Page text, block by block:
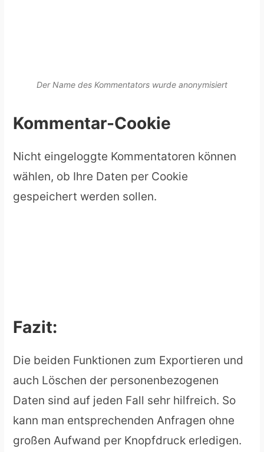
Der Name des Kommentators wurde anonymisiert
Kommentar-Cookie
Nicht eingeloggte Kommentatoren können
wählen, ob Ihre Daten per Cookie
gespeichert werden sollen.
Fazit:
Die beiden Funktionen zum Exportieren und
auch Löschen der personenbezogenen
Daten sind auf jeden Fall sehr hilfreich. So
kann man entsprechenden Anfragen ohne
großen Aufwand per Knopfdruck erledigen.